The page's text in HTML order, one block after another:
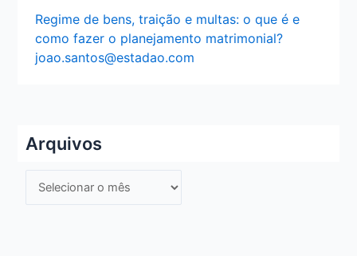
Regime de bens, traição e multas: o que é e
como fazer o planejamento matrimonial?
joao.santos@estadao.com
Arquivos